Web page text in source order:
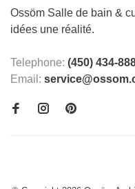
Ossöm Salle de bain &
idées une réalité.
Telephone: (450) 434-
Email: